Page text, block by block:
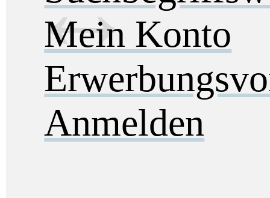
Mein Konto
Anmelden